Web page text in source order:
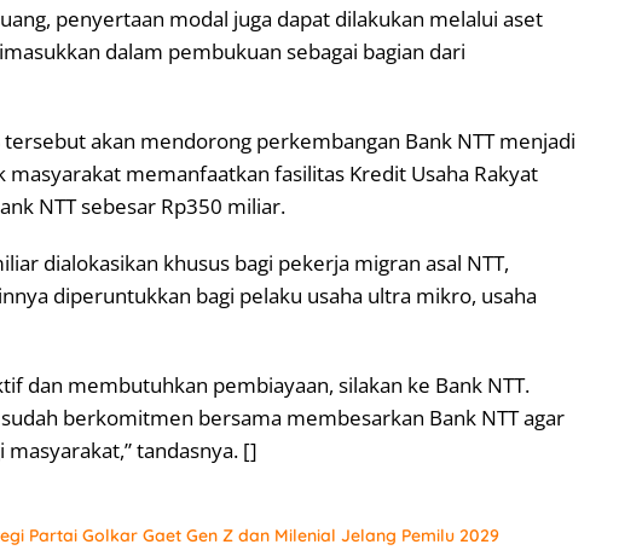
penyertaan modal juga dapat dilakukan melalui aset
dalam pembukuan sebagai bagian dari
tersebut akan mendorong perkembangan Bank NTT menjadi
masyarakat memanfaatkan fasilitas Kredit Usaha Rakyat
NTT sebesar Rp350 miliar.
dialokasikan khusus bagi pekerja migran asal NTT,
diperuntukkan bagi pelaku usaha ultra mikro, usaha
dan membutuhkan pembiayaan, silakan ke Bank NTT.
berkomitmen bersama membesarkan Bank NTT agar
tandasnya. []
Partai Golkar Gaet Gen Z dan Milenial Jelang Pemilu 2029